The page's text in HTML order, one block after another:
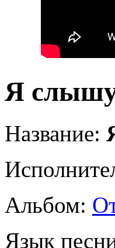
Я
Название:
Альбом:
Язык